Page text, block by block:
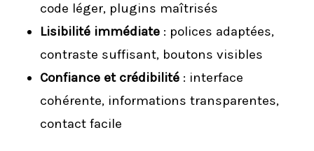
code léger, plugins maîtrisés
Lisibilité immédiate: polices adaptées,
contraste suffisant, boutons visibles
Confiance et crédibilité: interface
cohérente, informations transparentes,
contact facile